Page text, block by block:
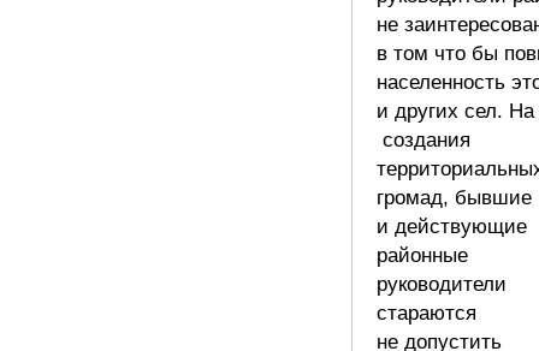
не
в том что бы
населенность
и других сел. На
создания
громад, бывшие
и действующие
районные
руководители
стараются
не допустить